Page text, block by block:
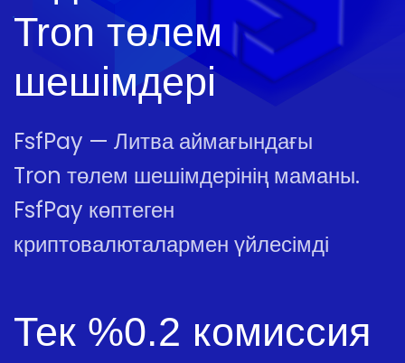
Tron төлем
шешімдері
FsfPay — Литва аймағындағы
Tron төлем шешімдерінің маманы.
FsfPay көптеген
криптовалюталармен үйлесімді
Тек %0.2 комиссия